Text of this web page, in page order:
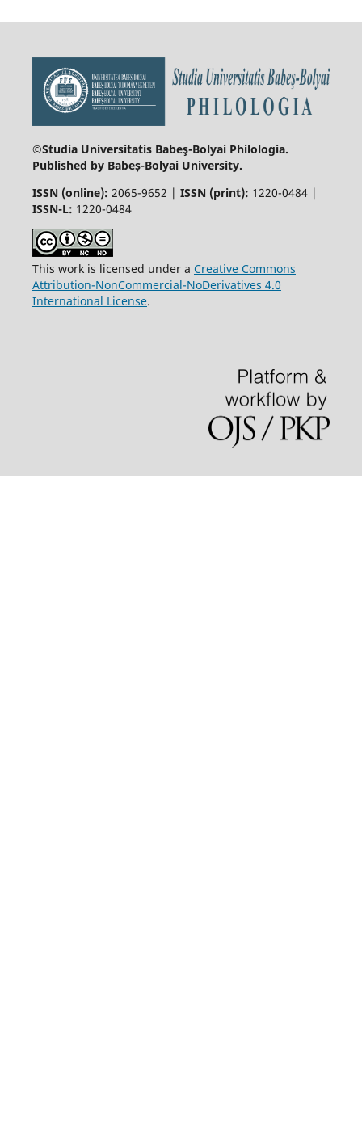
©Studia Universitatis Babeş-Bolyai Philologia.
Published by Babeș-Bolyai University.
ISSN (online): 2065-9652 | ISSN (print): 1220-0484 |
ISSN-L: 1220-0484
This work is licensed under a Creative Commons
Attribution-NonCommercial-NoDerivatives 4.0
International License.